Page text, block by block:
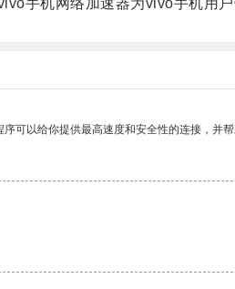
手机网络加速器为vivo手机用户
可以给你提供最高速度和安全性的连接，并帮